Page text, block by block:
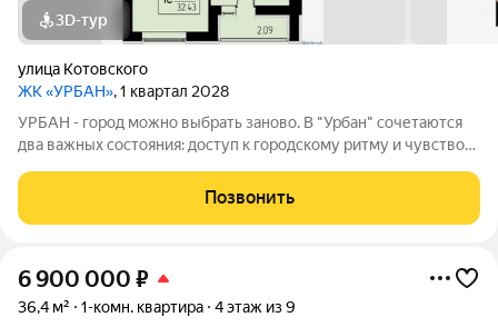
3D-тур
улица Котовского
ЖК «УРБАН», 1 квартал 2028
УРБАН - город можно выбрать заново. В "Урбан" сочетаются
два важных состояния: доступ к городскому ритму и чувство
удобная городская база: понятные маршруты, близость
инфраструктуры,
Позвонить
6 900 000 ₽
36,4 м² 1-комн. квартира 4 этаж из 9